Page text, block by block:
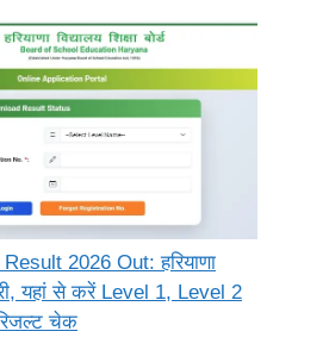
2026 Out: हरियाणा
यहां से करें Level 1, Level 2
चेक